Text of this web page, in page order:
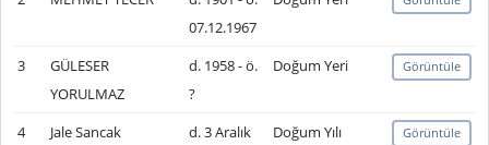
07.12.1967
3
GÜLESER
YORULMAZ
d. 1958 - ö.
?
Doğum Yeri Görüntüle
4 Jale Sancak
d. 3 Aralık
Doğum Yılı Görüntüle